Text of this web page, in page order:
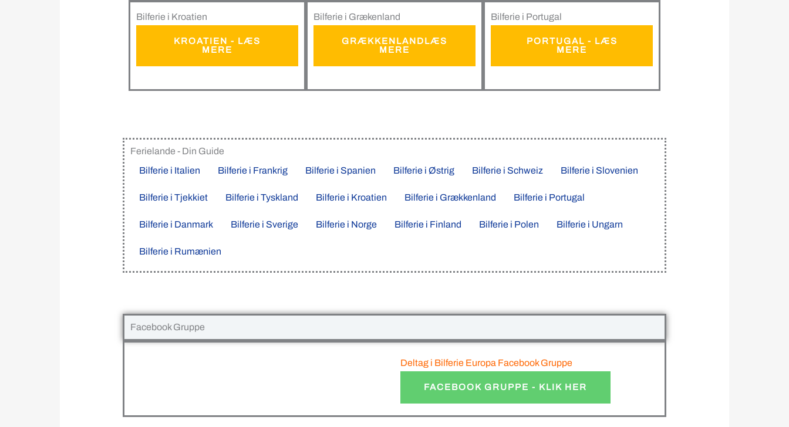
Bilferie i Kroatien
KROATIEN - LÆS
MERE
Bilferie i Grækenland
GRÆKKENLANDLÆS
MERE
Bilferie i Portugal
PORTUGAL - LÆS
MERE
Ferielande - Din Guide
Bilferie i Italien
Bilferie i Frankrig Bilferie i Spanien Bilferie i Østrig Bilferie i Schweiz Bilferie i Slovenien
Bilferie i Tjekkiet Bilferie i Tyskland Bilferie i Kroatien Bilferie i Grækkenland Bilferie i Portugal
Bilferie i Danmark Bilferie i Sverige Bilferie i Norge Bilferie i Finland Bilferie i Polen Bilferie i Ungarn
Bilferie i Rumænien
Facebook Gruppe
Deltag i Bilferie Europa Facebook Gruppe
FACEBOOK GRUPPE - KLIK HER